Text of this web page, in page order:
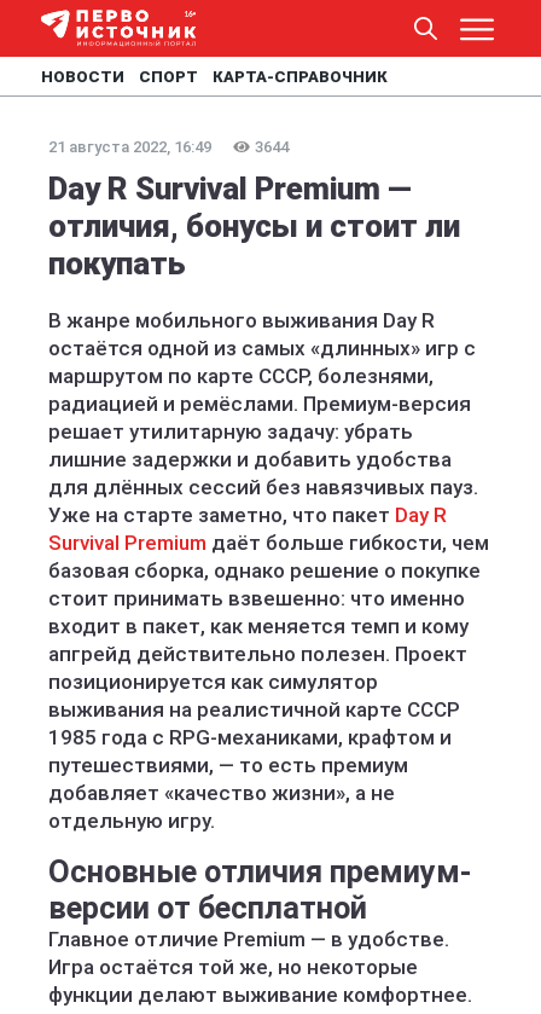
НОВОСТИ СПОРТ КАРТА-СПРАВОЧНИК
21 августа 2022, 16:49 3644
Day R Survival Premium —
отличия, бонусы и стоит ли
покупать
В жанре мобильного выживания Day R
остаётся одной из самых «длинных» игр с
маршрутом по карте СССР, болезнями,
радиацией и ремёслами. Премиум-версия
решает утилитарную задачу: убрать
лишние задержки и добавить удобства
для длённых сессий без навязчивых пауз.
Уже на старте заметно, что пакет Day R
Survival Premium даёт больше гибкости, чем
базовая сборка, однако решение о покупке
стоит принимать взвешенно: что именно
входит в пакет, как меняется темп и кому
апгрейд действительно полезен. Проект
позиционируется как симулятор
выживания на реалистичной карте СССР
1985 года с RPG-механиками, крафтом и
путешествиями, — то есть премиум
добавляет «качество жизни», а не
отдельную игру.
Основные отличия премиум-
версии от бесплатной
Главное отличие Premium — в удобстве.
Игра остаётся той же, но некоторые
функции делают выживание комфортнее.